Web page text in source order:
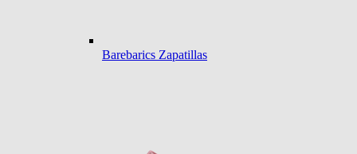
Barebarics Zapatillas